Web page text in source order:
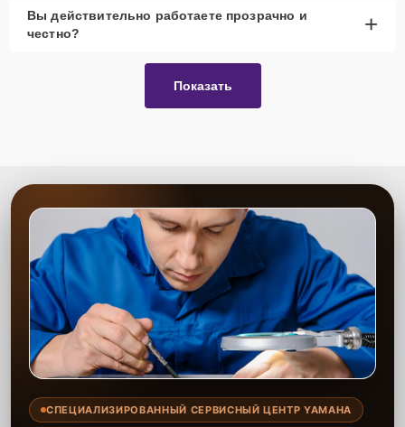
Вы действительно работаете прозрачно и
честно?
+
Показать
СПЕЦИАЛИЗИРОВАННЫЙ СЕРВИСНЫЙ ЦЕНТР YAMAHA